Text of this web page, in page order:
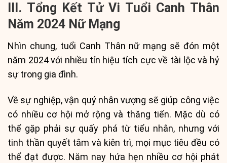
III. Tổng Kết Tử Vi Tuổi Canh Thân
Năm 2024 Nữ Mạng
Nhìn chung, tuổi Canh Thân nữ mạng sẽ đón một
năm 2024 với nhiều tín hiệu tích cực về tài lộc và hỷ
sự trong gia đình.
Về sự nghiệp, vận quý nhân vượng sẽ giúp công việc
có nhiều cơ hội mở rộng và thăng tiến. Mặc dù có
thể gặp phải sự quấy phá từ tiểu nhân, nhưng với
tinh thần quyết tâm và kiên trì, mọi mục tiêu đều có
thể đạt được. Năm nay hứa hẹn nhiều cơ hội phát